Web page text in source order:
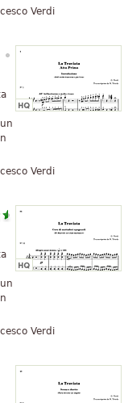
Verdi
Verdi
Verdi